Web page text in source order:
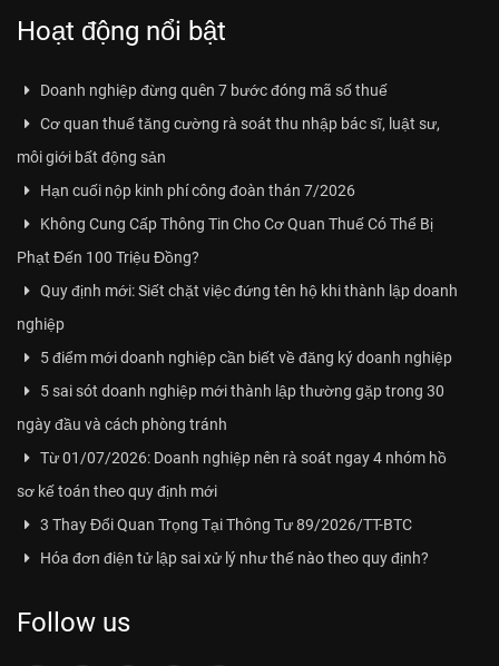
Hoạt động nổi bật
Doanh nghiệp đừng quên 7 bước đóng mã số thuế
Cơ quan thuế tăng cường rà soát thu nhập bác sĩ, luật sư,
môi giới bất động sản
Hạn cuối nộp kinh phí công đoàn thán 7/2026
Không Cung Cấp Thông Tin Cho Cơ Quan Thuế Có Thể Bị
Phạt Đến 100 Triệu Đồng?
Quy định mới: Siết chặt việc đứng tên hộ khi thành lập doanh
nghiệp
5 điểm mới doanh nghiệp cần biết về đăng ký doanh nghiệp
5 sai sót doanh nghiệp mới thành lập thường gặp trong 30
ngày đầu và cách phòng tránh
Từ 01/07/2026: Doanh nghiệp nên rà soát ngay 4 nhóm hồ
sơ kế toán theo quy định mới
3 Thay Đổi Quan Trọng Tại Thông Tư 89/2026/TT-BTC
Hóa đơn điện tử lập sai xử lý như thế nào theo quy định?
Follow us